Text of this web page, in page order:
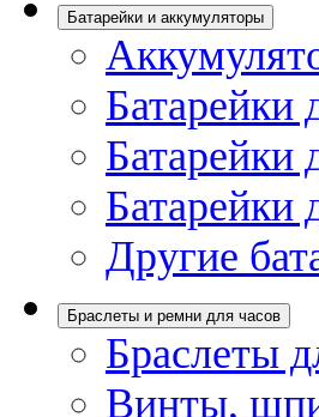
Батарейки и аккумуляторы
Батарейки
Батарейки
Батарейки
Другие
Браслеты и ремни для часов
Браслеты
Винты,